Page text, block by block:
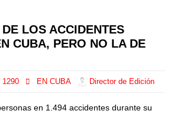
LOS ACCIDENTES
CUBA, PERO NO LA DE
1290 EN CUBA Director de Edición
en 1.494 accidentes durante su